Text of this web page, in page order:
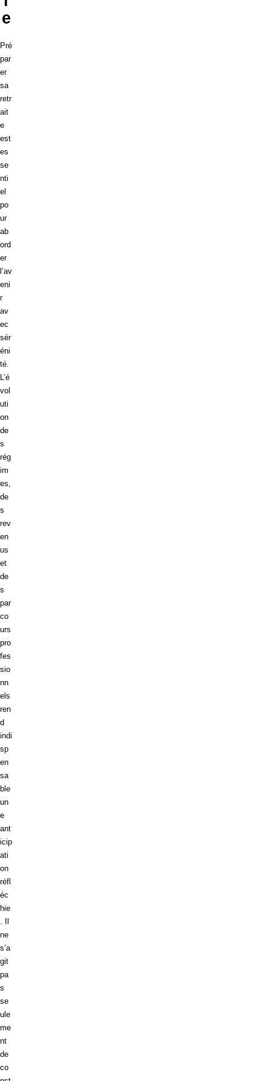
e
Pré
par
er
sa
retr
ait
e
est
es
se
nti
el
po
ur
ab
ord
er
l’av
eni
r
av
ec
sér
éni
té.
L’é
vol
uti
on
de
s
rég
im
es,
de
s
rev
en
us
et
de
s
par
co
urs
pro
fes
sio
nn
els
ren
d
indi
sp
en
sa
ble
un
e
ant
icip
ati
on
réfl
éc
hie
. Il
ne
s’a
git
pa
s
se
ule
me
nt
de
co